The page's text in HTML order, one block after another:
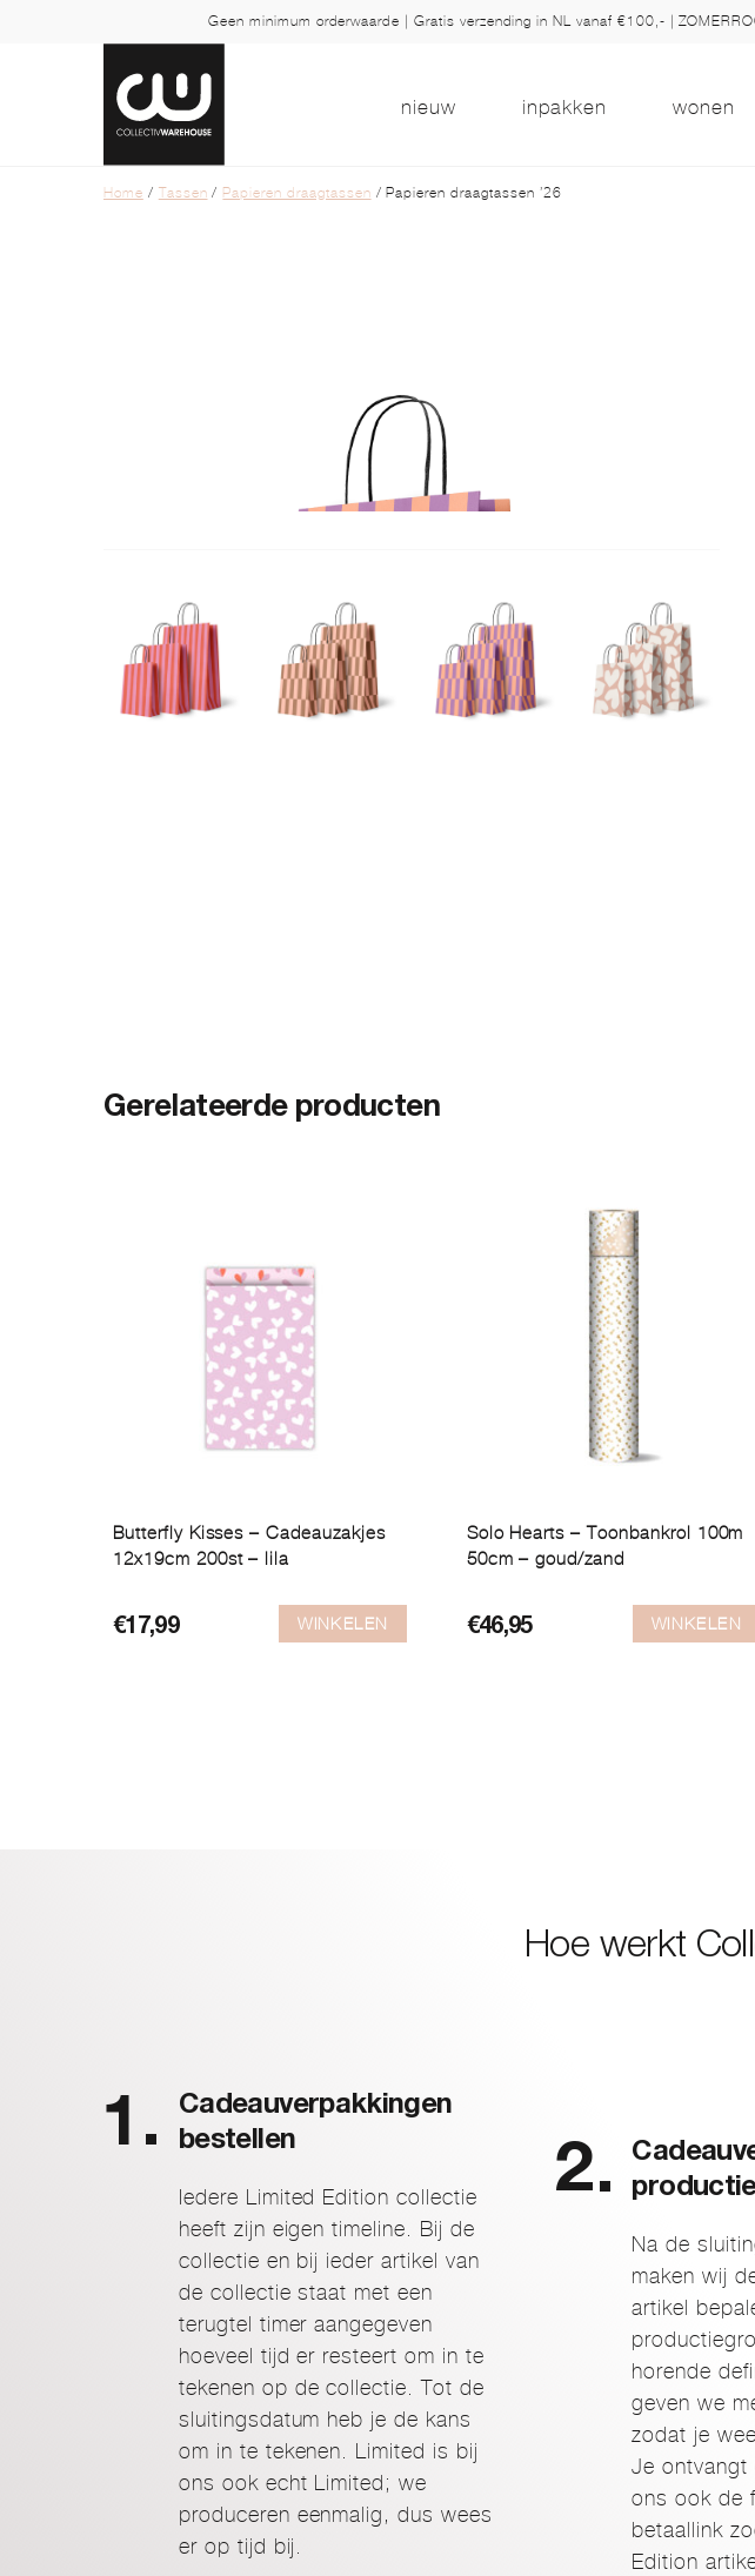
Geen minimum orderwaarde | Gratis verzending in NL vanaf €100,- |
nieuw inpakken wonen
Home / Tassen / Papieren draagtassen / Papieren draagtassen ’26
Gerelateerde producten
Butterfly Kisses – Cadeauzakjes
12x19cm 200st – lila
€17,99 WINKELEN
Solo Hearts – Toonbankrol 100m
50cm – goud/zand
€46,95 WINKELEN
Hoe werkt
Cadeauverpakkingen
bestellen
Iedere Limited Edition collectie
heeft zijn eigen timeline. Bij de
collectie en bij ieder artikel van
de collectie staat met een
terugtel timer aangegeven
hoeveel tijd er resteert om in te
tekenen op de collectie. Tot de
sluitingsdatum heb je de kans
om in te tekenen. Limited is bij
ons ook echt Limited; we
produceren eenmalig, dus wees
er op tijd bij.
Na de
maken wij
artikel
horende
geven we
zodat je
Je ontvangt
ons ook de
betaallink
Edition